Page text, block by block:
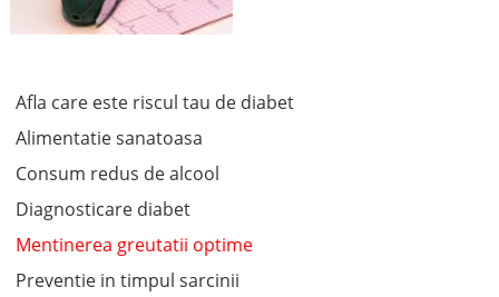
Afla care este riscul tau de diabet
Alimentatie sanatoasa
Consum redus de alcool
Diagnosticare diabet
Mentinerea greutatii optime
Preventie in timpul sarcinii